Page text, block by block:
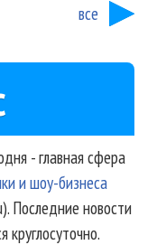
все
- главная сфера
и шоу-бизнеса
Последние новости